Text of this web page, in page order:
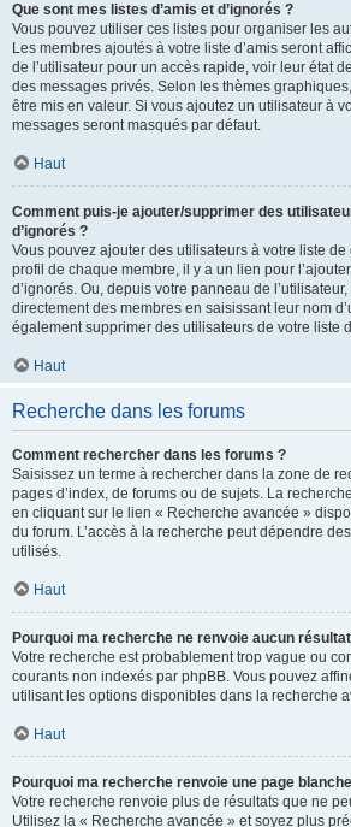
Que sont mes listes d’amis et d’ignorés ?
Vous pouvez utiliser ces listes pour organiser les
Les membres ajoutés à votre liste d’amis seront
de l’utilisateur pour un accès rapide, voir leur état
des messages privés. Selon les thèmes
être mis en valeur. Si vous ajoutez un utilisateur à
messages seront masqués par défaut.
Haut
Comment puis-je ajouter/supprimer des
d’ignorés ?
Vous pouvez ajouter des utilisateurs à votre liste
profil de chaque membre, il y a un lien pour
d’ignorés. Ou, depuis votre panneau de
directement des membres en saisissant leur nom
également supprimer des utilisateurs de votre liste
Haut
Recherche dans les forums
Comment rechercher dans les forums ?
Saisissez un terme à rechercher dans la zone de
pages d’index, de forums ou de sujets. La
en cliquant sur le lien « Recherche avancée »
du forum. L’accès à la recherche peut dépendre
utilisés.
Haut
Pourquoi ma recherche ne renvoie aucun
Votre recherche est probablement trop vague ou
courants non indexés par phpBB. Vous pouvez
utilisant les options disponibles dans la recherche
Haut
Pourquoi ma recherche renvoie une page
Votre recherche renvoie plus de résultats que ne
Utilisez la « Recherche avancée » et soyez plus